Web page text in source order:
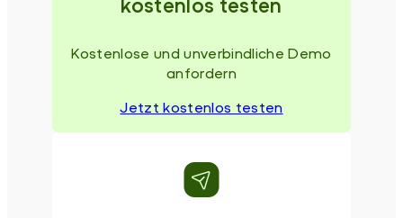
Kostenlose und unverbindliche Demo
anfordern
Jetzt kostenlos testen